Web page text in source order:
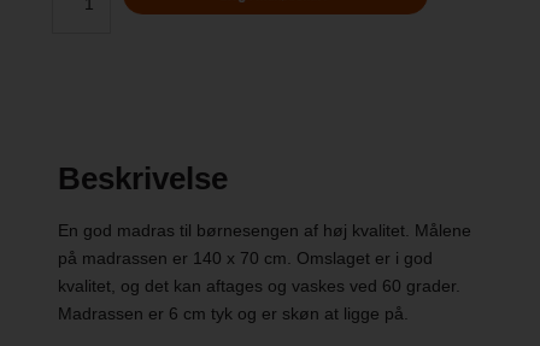
Beskrivelse
En god madras til børnesengen af høj kvalitet. Målene
på madrassen er 140 x 70 cm. Omslaget er i god
kvalitet, og det kan aftages og vaskes ved 60 grader.
Madrassen er 6 cm tyk og er skøn at ligge på.